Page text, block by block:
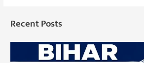
Recent Posts